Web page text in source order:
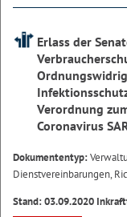
Erlass der
Verordnung
Coronavirus
Dokumententyp:
Dienstvereinbarungen,
Stand: 03.09.2020